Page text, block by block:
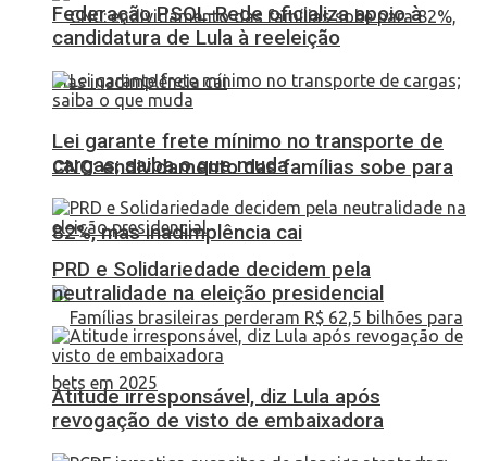
CNC: endividamento das famílias sobe para
82%, mas inadimplência cai
Federação PSOL-Rede oficializa apoio à
candidatura de Lula à reeleição
Lei garante frete mínimo no transporte de
cargas; saiba o que muda
PRD e Solidariedade decidem pela
neutralidade na eleição presidencial
Atitude irresponsável, diz Lula após
revogação de visto de embaixadora